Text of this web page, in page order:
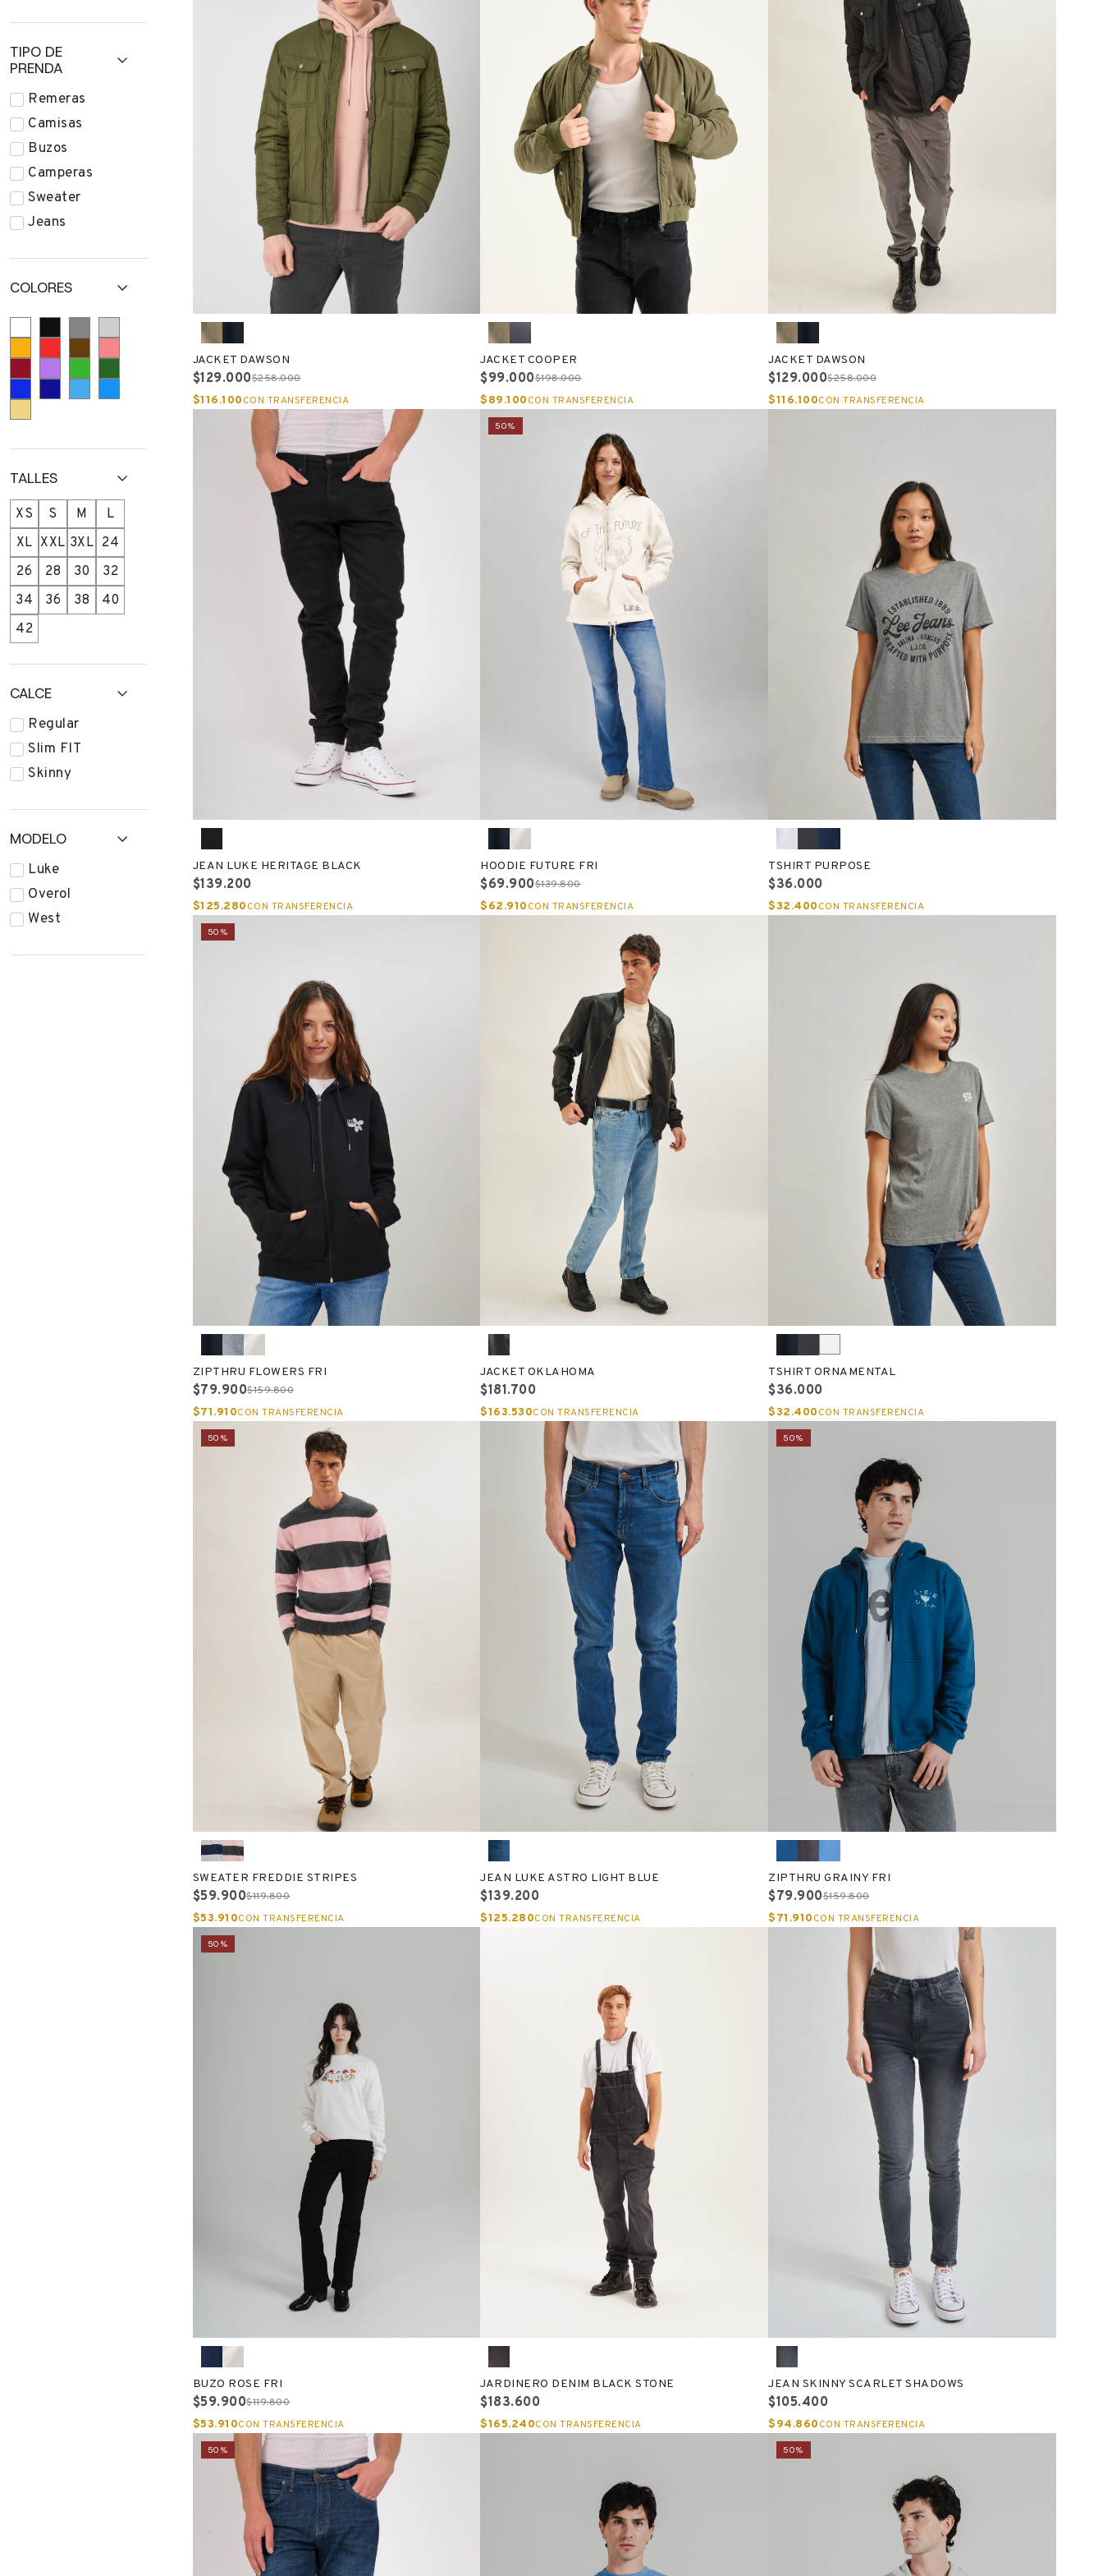
TIPO DE
PRENDA
Remeras
Camisas
Buzos
Camperas
Sweater
Jeans
COLORES
TALLES
XS S M
L
XL XXL 3XL 24
26
28 30
32
34
36 38
40
42
CALCE
Regular
Slim FIT
Skinny
MODELO
Luke
Overol
West
JACKET DAWSON
$129.000$258.000
$116.100CON TRANSFERENCIA
JACKET COOPER
$99.000$198.000
$89.100CON TRANSFERENCIA
JACKET DAWSON
$129.000$258.000
$116.100CON TRANSFERENCIA
JEAN LUKE HERITAGE BLACK
$139.200
$125.280CON TRANSFERENCIA
50%
HOODIE FUTURE FRI
$69.900$139.800
$62.910CON TRANSFERENCIA
TSHIRT PURPOSE
$36.000
$32.400CON TRANSFERENCIA
50%
ZIPTHRU FLOWERS FRI
$79.900$159.800
$71.910CON TRANSFERENCIA
JACKET OKLAHOMA
$181.700
$163.530CON TRANSFERENCIA
TSHIRT ORNAMENTAL
$36.000
$32.400CON TRANSFERENCIA
50%
SWEATER FREDDIE STRIPES
$59.900$119.800
$53.910CON TRANSFERENCIA
JEAN LUKE ASTRO LIGHT BLUE
$139.200
$125.280CON TRANSFERENCIA
50%
ZIPTHRU GRAINY FRI
$79.900$159.800
$71.910CON TRANSFERENCIA
50%
BUZO ROSE FRI
$59.900$119.800
$53.910CON TRANSFERENCIA
JARDINERO DENIM BLACK STONE
$183.600
$165.240CON TRANSFERENCIA
JEAN SKINNY SCARLET SHADOWS
$105.400
$94.860CON TRANSFERENCIA
50% 50%